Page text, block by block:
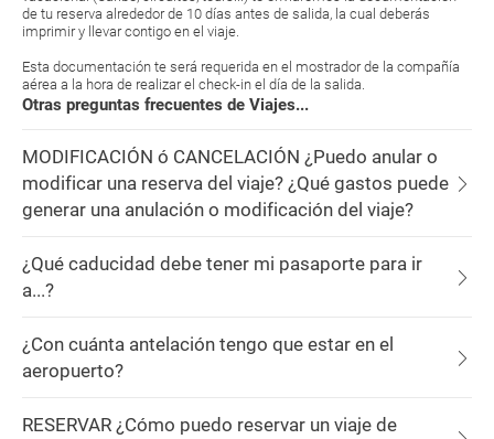
de tu reserva alrededor de 10 días antes de salida, la cual deberás
imprimir y llevar contigo en el viaje.
Esta documentación te será requerida en el mostrador de la compañía
aérea a la hora de realizar el check-in el día de la salida.
Otras preguntas frecuentes de Viajes...
MODIFICACIÓN ó CANCELACIÓN ¿Puedo anular o
modificar una reserva del viaje? ¿Qué gastos puede
generar una anulación o modificación del viaje?
¿Qué caducidad debe tener mi pasaporte para ir
a...?
¿Con cuánta antelación tengo que estar en el
aeropuerto?
RESERVAR ¿Cómo puedo reservar un viaje de